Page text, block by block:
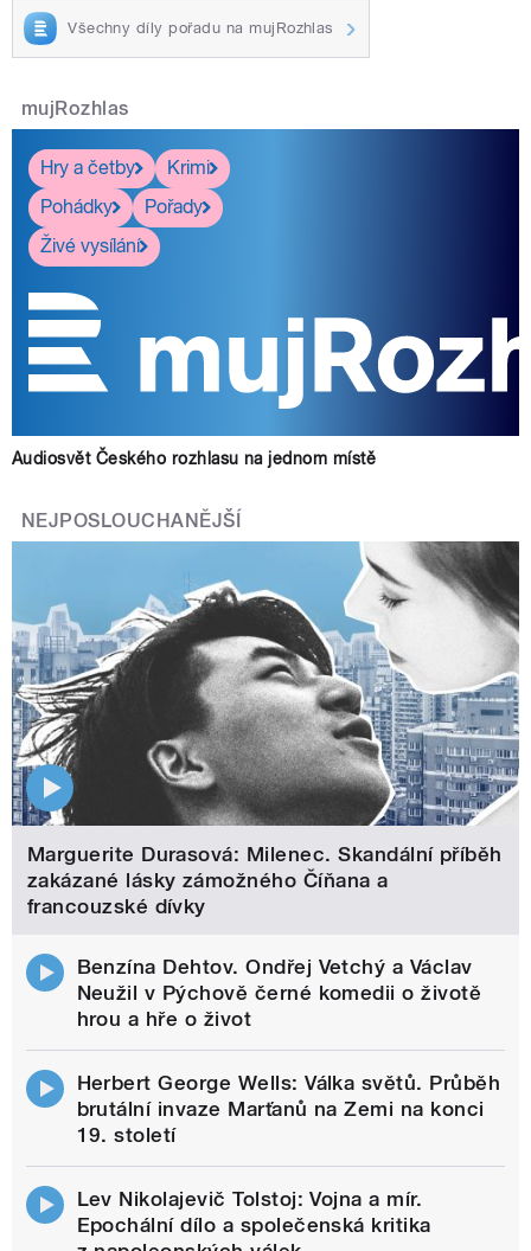
pause
Všechny díly pořadu na mujRozhlas
mujRozhlas
Hry a četby
Krimi
Pohádky
Pořady
Živé vysílání
Audiosvět Českého rozhlasu na jednom místě
NEJPOSLOUCHANĚJŠÍ
Marguerite Durasová: Milenec. Skandální příběh
zakázané lásky zámožného Číňana a
francouzské dívky
Benzína Dehtov. Ondřej Vetchý a Václav
Neužil v Pýchově černé komedii o životě
hrou a hře o život
Herbert George Wells: Válka světů. Průběh
brutální invaze Marťanů na Zemi na konci
19. století
Lev Nikolajevič Tolstoj: Vojna a mír.
Epochální dílo a společenská kritika